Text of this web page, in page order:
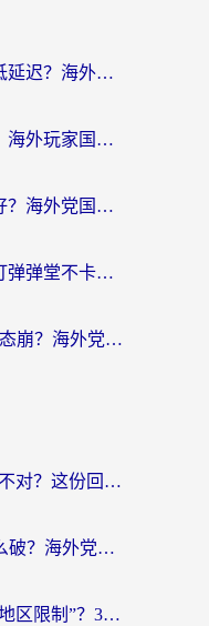
国外玩流星蝴蝶剑怎么降低延迟？海外党必看的加速秘籍（含欧洲鸣潮&彩虹岛优化攻略）
在国外也能玩穿越火线吗？海外玩家国服游戏畅玩终极指南
美国率土之滨加速器哪个好？海外党国服游戏畅玩终极指南（附多游戏解决方案）
海外党必看：怎么在国外打弹弹堂不卡？番茄加速器亲测指南
英国崩坏学园2延迟高到心态崩？海外党国服游戏加速终极指南
海外看国内电视剧的app选不对？这份回国加速器避坑指南帮你流畅追剧
喜马拉雅地区限制DNS怎么破？海外党听国内音乐听书的终极解决方案
在海外听喜马拉雅总提示“地区限制”？3步轻松解除+听国内音乐全攻略